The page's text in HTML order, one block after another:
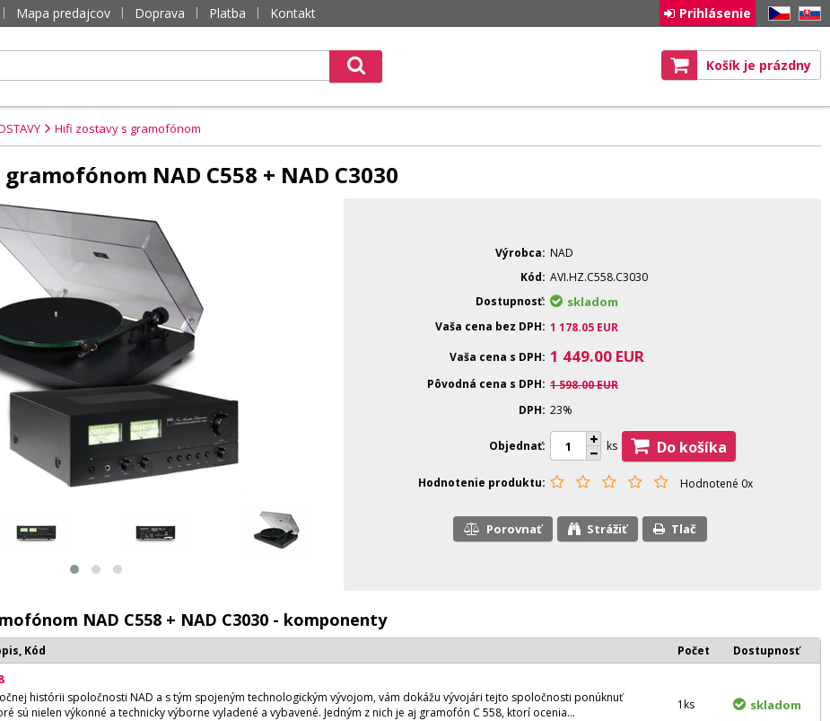
Mapa predajcov Doprava Platba Kontakt CZ SK
Prihlásenie
Košík je prázdny
Hifi zostavy s gramofónom
NAD C558 + NAD C3030
Výrobca
NAD
Kód AVI.HZ.C558.C3030
Dostupnosť
skladom
Vaša cena bez DPH 1 178.05 EUR
Vaša cena s DPH 1 449.00 EUR
Pôvodná cena s DPH 1 598.00EUR
DPH 23%
Objednať ks Do košíka
Hodnotenie produktu Hodnotené 0x
Porovnať Strážiť Tlač
NAD C558 + NAD C3030 - komponenty
Kód Počet Dostupnosť
histórii spoločnosti NAD a s tým spojeným technologickým vývojom, vám dokážu vývojári tejto spoločnosti ponúknuť
sú nielen výkonné a technicky výborne vyladené a vybavené. Jedným z nich je aj gramofón C 558, ktorí ocenia...
1ks skladom